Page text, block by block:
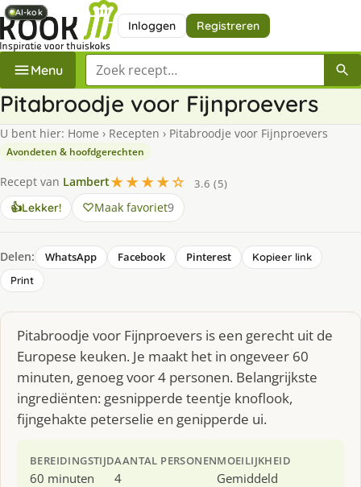
Inloggen Registreren
Menu Zoek een recept
Pitabroodje voor Fijnproevers
U bent hier: Home › Recepten › Pitabroodje voor Fijnproevers
Avondeten & hoofdgerechten
Recept van Lambert★★★★☆
3.6 (5)
👍Lekker! Maak favoriet9
Delen: WhatsApp Facebook Pinterest
Kopieer link
Print
Pitabroodje voor Fijnproevers is een gerecht uit de
Europese keuken. Je maakt het in ongeveer 60
minuten, genoeg voor 4 personen. Belangrijkste
ingrediënten: gesnipperde teentje knoflook,
fijngehakte peterselie en genipperde ui.
BEREIDINGSTIJD
60 minuten
AANTAL PERSONEN
4
MOEILIJKHEID
Gemiddeld
AI-kok
AI-kok
AI-kok
AI-kok